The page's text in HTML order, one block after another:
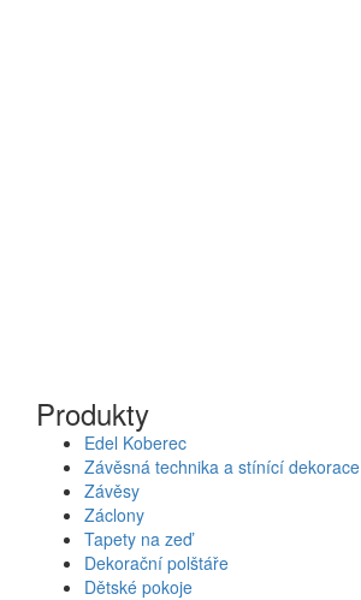
Produkty
Edel Koberec
Závěsná technika a stínící dekorace
Závěsy
Záclony
Tapety na zeď
Dekorační polštáře
Dětské pokoje